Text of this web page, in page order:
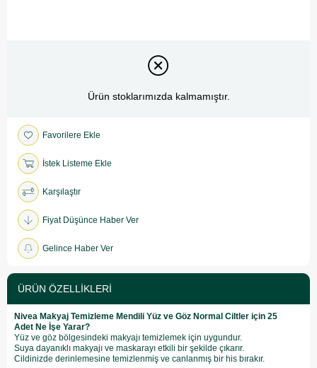
Ürün stoklarımızda kalmamıştır.
Favorilere Ekle
İstek Listeme Ekle
Karşılaştır
Fiyat Düşünce Haber Ver
Gelince Haber Ver
ÜRÜN ÖZELLIKLERI
Nivea Makyaj Temizleme Mendili Yüz ve Göz Normal Ciltler için 25
Adet Ne İşe Yarar?
Yüz ve göz bölgesindeki makyajı temizlemek için uygundur.
Suya dayanıklı makyajı ve maskarayı etkili bir şekilde çıkarır.
Cildinizde derinlemesine temizlenmiş ve canlanmış bir his bırakır.